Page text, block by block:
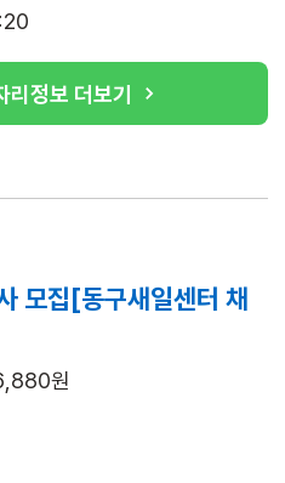
리정보 더보기
모집[동구새일센터 채
원